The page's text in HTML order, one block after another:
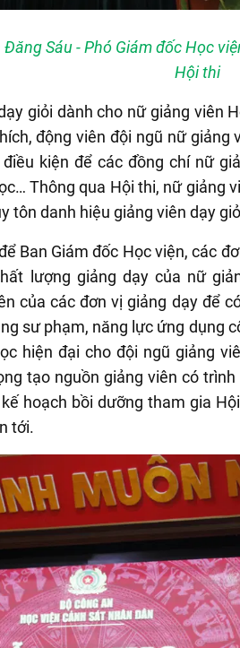
Sáu - Phó Giám đốc Học
Hội thi
giỏi dành cho nữ giảng viên
động viên đội ngũ nữ
kiện để các đồng chí nữ
Thông qua Hội thi, nữ giảng
tôn danh hiệu giảng viên dạy
Ban Giám đốc Học viện, các
lượng giảng dạy của nữ
của các đơn vị giảng dạy để
sư phạm, năng lực ứng dụng
hiện đại cho đội ngũ giảng
tạo nguồn giảng viên có
hoạch bồi dưỡng tham gia
tới.